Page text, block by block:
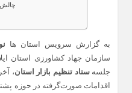
به گزارش سرویس استان ها
سازمان جهاد کشاورزی استان
جلسهستاد تنظیم بازار استان،
اقدامات صورت‌گرفته در حوزه